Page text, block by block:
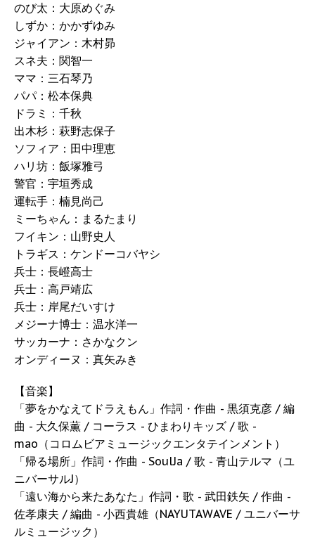
のび太：大原めぐみ
しずか：かかずゆみ
ジャイアン：木村昴
スネ夫：関智一
ママ：三石琴乃
パパ：松本保典
ドラミ：千秋
出木杉：萩野志保子
ソフィア：田中理恵
ハリ坊：飯塚雅弓
警官：宇垣秀成
運転手：楠見尚己
ミーちゃん：まるたまり
フイキン：山野史人
トラギス：ケンドーコバヤシ
兵士：長嶝高士
兵士：高戸靖広
兵士：岸尾だいすけ
メジーナ博士：温水洋一
サッカーナ：さかなクン
オンディーヌ：真矢みき
【音楽】
「夢をかなえてドラえもん」作詞・作曲 - 黒須克彦 / 編
曲 - 大久保薫 / コーラス - ひまわりキッズ / 歌 -
mao（コロムビアミュージックエンタテインメント）
「帰る場所」作詞・作曲 - SoulJa / 歌 - 青山テルマ（ユ
ニバーサルJ）
「遠い海から来たあなた」作詞・歌 - 武田鉄矢 / 作曲 -
佐孝康夫 / 編曲 - 小西貴雄（NAYUTAWAVE / ユニバーサ
ルミュージック）